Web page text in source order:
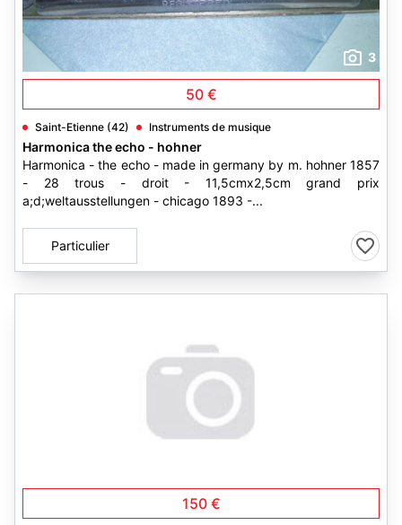
3
50 €
Saint-Etienne (42) Instruments de musique
Harmonica the echo - hohner
Harmonica - the echo - made in germany by m. hohner 1857
- 28 trous - droit - 11,5cmx2,5cm grand prix
a;d;weltausstellungen - chicago 1893 -...
Particulier
150 €